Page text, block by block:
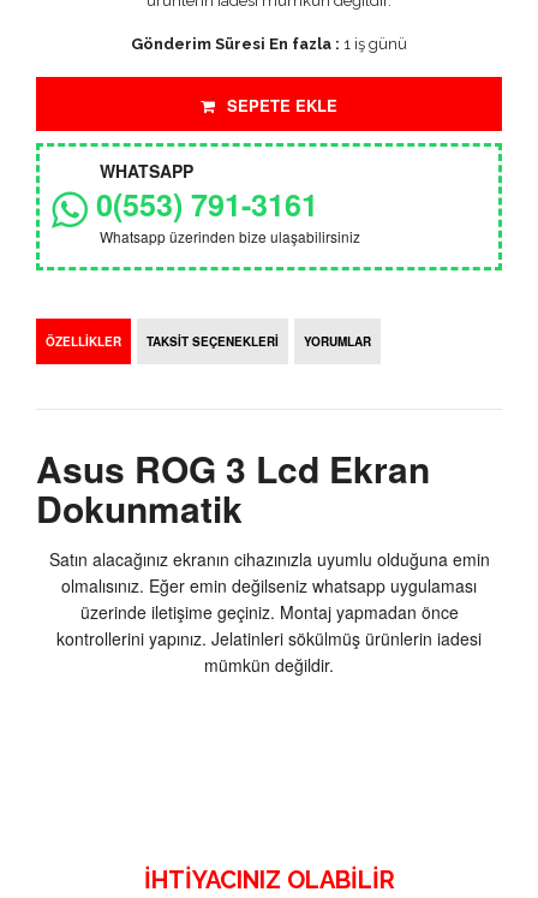
Gönderim Süresi En fazla : 1 iş günü
SEPETE EKLE
WHATSAPP
0(553) 791-3161
Whatsapp üzerinden bize ulaşabilirsiniz
ÖZELLİKLER TAKSİT SEÇENEKLERİ YORUMLAR
Asus ROG 3 Lcd Ekran
Dokunmatik
Satın alacağınız ekranın cihazınızla uyumlu olduğuna emin
olmalısınız. Eğer emin değilseniz whatsapp uygulaması
üzerinde iletişime geçiniz. Montaj yapmadan önce
kontrollerini yapınız. Jelatinleri sökülmüş ürünlerin iadesi
mümkün değildir.
İHTIYACINIZ OLABILIR